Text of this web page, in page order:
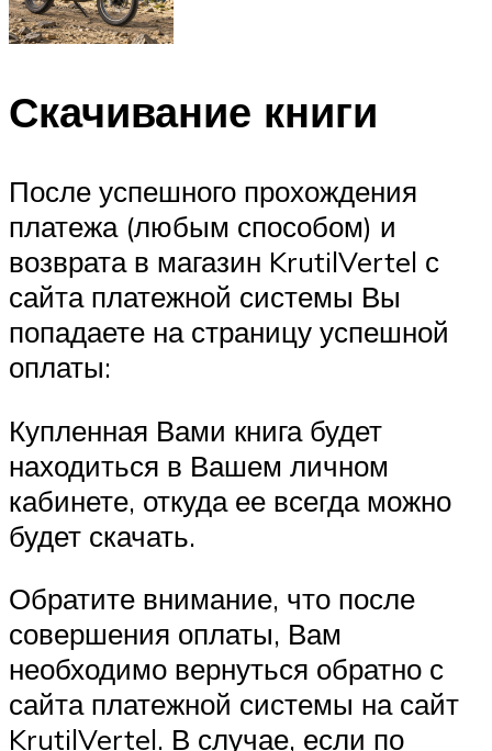
Скачивание книги
После успешного прохождения
платежа (любым способом) и
возврата в магазин KrutilVertel с
сайта платежной системы Вы
попадаете на страницу успешной
оплаты:
Купленная Вами книга будет
находиться в Вашем личном
кабинете, откуда ее всегда можно
будет скачать.
Обратите внимание, что после
совершения оплаты, Вам
необходимо вернуться обратно с
сайта платежной системы на сайт
KrutilVertel. В случае, если по